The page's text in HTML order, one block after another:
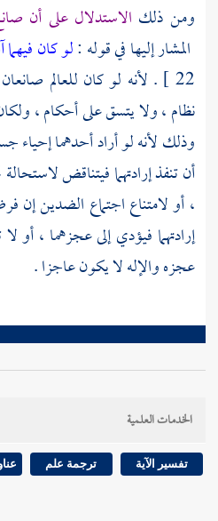
ومن ذلك الاستدلال على أن
المشار إليها في قوله :لو كان فيهما
22 ] . لأنه لو كان للعالم
نظام ، ولا يتسق على أحكام ،
وذلك لأنه لو أراد أحدهما إحياء
أن تنفذ إرادتهما فيتناقض
، أو لامتناع اجتماع الضدين إن
إرادتهما فيؤدي إلى عجزهما ، أو
عجزه والإله لا يكون عاجزا .
الخدمات العلمية
تفسير الآية ترجمة علم